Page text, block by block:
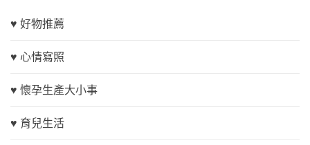
♥ 好物推薦
♥ 心情寫照
♥ 懷孕生產大小事
♥ 育兒生活